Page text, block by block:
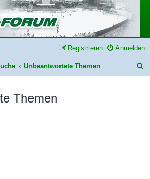
Anmelden
Registrieren
Unbeantwortete Themen
Themen